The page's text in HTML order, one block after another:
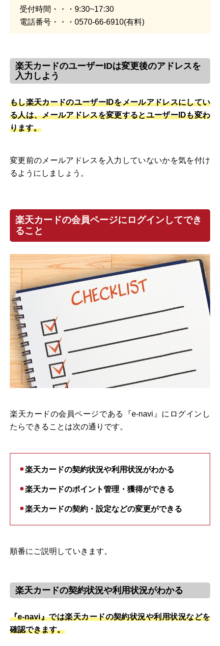
受付時間・・・9:30~17:30
電話番号・・・0570-66-6910(有料)
楽天カードのユーザーIDは変更後のアドレスを
入力しよう
もし楽天カードのユーザーIDをメールアドレスにしてい
る人は、メールアドレスを変更するとユーザーIDも変わ
ります。
変更前のメールアドレスを入力していないかを気を付け
るようにしましょう。
楽天カードの会員ページにログインしてでき
ること
楽天カードの会員ページである『e-navi』にログインし
たらできることは次の通りです。
楽天カードの契約状況や利用状況がわかる
楽天カードのポイント管理・獲得ができる
楽天カードの契約・設定などの変更ができる
順番にご説明していきます。
楽天カードの契約状況や利用状況がわかる
『e-navi』では楽天カードの契約状況や利用状況などを
確認できます。